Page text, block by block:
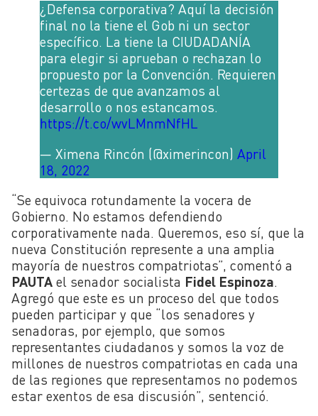
¿Defensa corporativa? Aquí la decisión
final no la tiene el Gob ni un sector
específico. La tiene la CIUDADANÍA
para elegir si aprueban o rechazan lo
propuesto por la Convención. Requieren
certezas de que avanzamos al
desarrollo o nos estancamos.
https://t.co/wvLMnmNfHL
— Ximena Rincón (@ximerincon) April
18, 2022
“Se equivoca rotundamente la vocera de
Gobierno. No estamos defendiendo
corporativamente nada. Queremos, eso sí, que la
nueva Constitución represente a una amplia
mayoría de nuestros compatriotas”, comentó a
PAUTA el senador socialista Fidel Espinoza.
Agregó que este es un proceso del que todos
pueden participar y que “los senadores y
senadoras, por ejemplo, que somos
representantes ciudadanos y somos la voz de
millones de nuestros compatriotas en cada una
de las regiones que representamos no podemos
estar exentos de esa discusión”, sentenció.